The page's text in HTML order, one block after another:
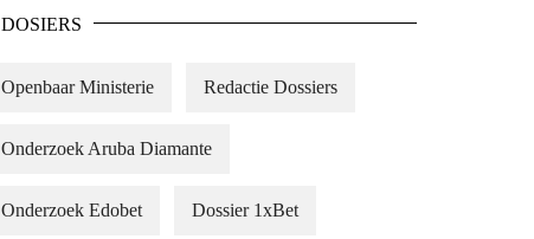
DOSIERS
Openbaar Ministerie Redactie Dossiers
Onderzoek Aruba Diamante
Onderzoek Edobet Dossier 1xBet